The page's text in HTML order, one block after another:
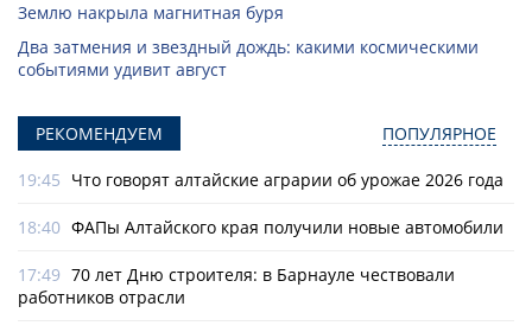
Землю накрыла магнитная буря
Два затмения и звездный дождь: какими космическими
событиями удивит август
РЕКОМЕНДУЕМ ПОПУЛЯРНОЕ
19:45 Что говорят алтайские аграрии об урожае 2026 года
18:40 ФАПы Алтайского края получили новые автомобили
17:49 70 лет Дню строителя: в Барнауле чествовали
работников отрасли